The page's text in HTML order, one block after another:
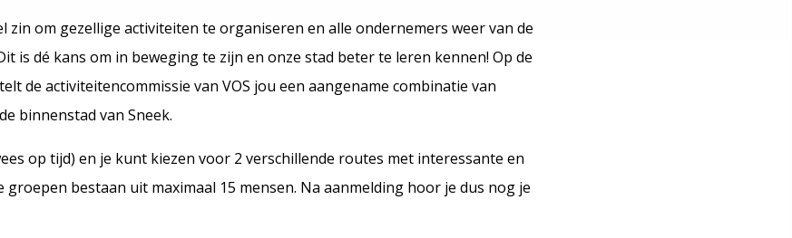
zin om gezellige activiteiten te organiseren en alle ondernemers weer van de
is dé kans om in beweging te zijn en onze stad beter te leren kennen! Op de
de activiteitencommissie van VOS jou een aangename combinatie van
binnenstad van Sneek.
op tijd) en je kunt kiezen voor 2 verschillende routes met interessante en
groepen bestaan uit maximaal 15 mensen. Na aanmelding hoor je dus nog je